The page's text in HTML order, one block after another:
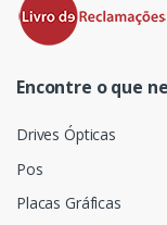
Encontre o que
Drives Ópticas
Pos
Placas Gráficas